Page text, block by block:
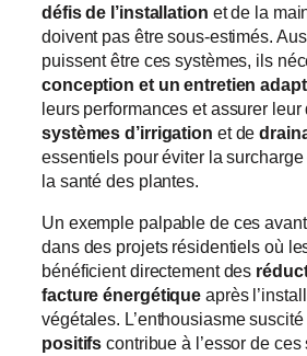
défis de l’installation et de la
doivent pas être sous-estimés.
puissent être ces systèmes, ils
conception et un entretien
leurs performances et assurer
systèmes d’irrigation et de
essentiels pour éviter la
la santé des plantes.
Un exemple palpable de ces
dans des projets résidentiels où
bénéficient directement des
facture énergétique après
végétales. L’enthousiasme
positifs contribue à l’essor de